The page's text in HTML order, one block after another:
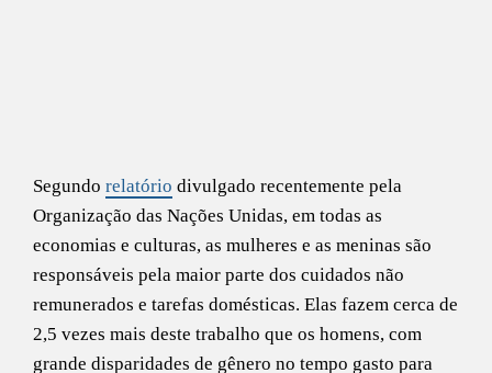
Segundorelatório divulgado recentemente pela
Organização das Nações Unidas, em todas as
economias e culturas, as mulheres e as meninas são
responsáveis pela maior parte dos cuidados não
remunerados e tarefas domésticas. Elas fazem cerca de
2,5 vezes mais deste trabalho que os homens, com
grande disparidades de gênero no tempo gasto para